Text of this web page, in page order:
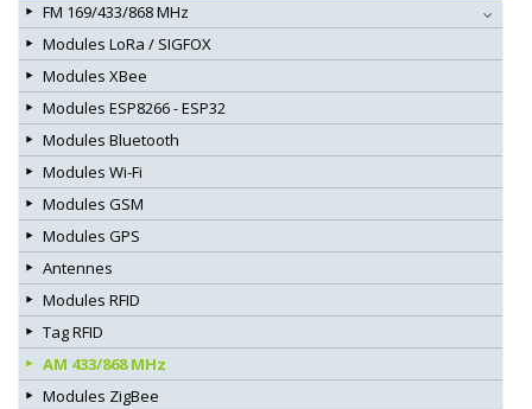
FM 169/433/868 MHz
Modules LoRa / SIGFOX
Modules XBee
Modules ESP8266 - ESP32
Modules Bluetooth
Modules Wi-Fi
Modules GSM
Modules GPS
Antennes
Modules RFID
Tag RFID
AM 433/868 MHz
Modules ZigBee